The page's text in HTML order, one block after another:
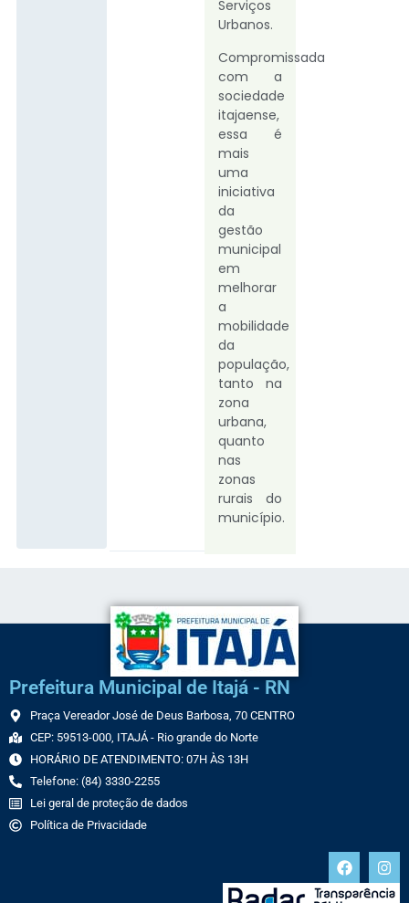
Serviços
Urbanos.
Compromissada
com a
sociedade
itajaense,
essa é
mais
uma
iniciativa
da
gestão
municipal
em
melhorar
a
mobilidade
da
população,
tanto na
zona
urbana,
quanto
nas
zonas
rurais do
município.
Prefeitura Municipal de Itajá - RN
Praça Vereador José de Deus Barbosa, 70 CENTRO
CEP: 59513-000, ITAJÁ - Rio grande do Norte
HORÁRIO DE ATENDIMENTO: 07H ÀS 13H
Telefone: (84) 3330-2255
Lei geral de proteção de dados
Política de Privacidade